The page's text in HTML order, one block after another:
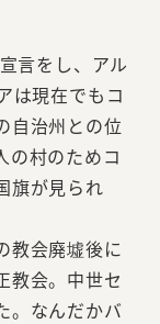
言をし、アル
は現在でもコ
自治州との位
の村のためコ
旗が見られ
教会廃墟後に
教会。中世セ
。なんだかバ